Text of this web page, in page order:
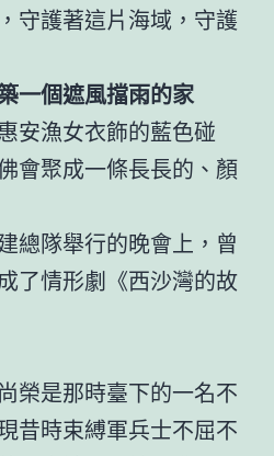
守護著這片海域，守護
一個遮風擋雨的家
安漁女衣飾的藍色碰
會聚成一條長長的、顏
總隊舉行的晚會上，曾
了情形劇《西沙灣的故
榮是那時臺下的一名不
昔時束縛軍兵士不屈不